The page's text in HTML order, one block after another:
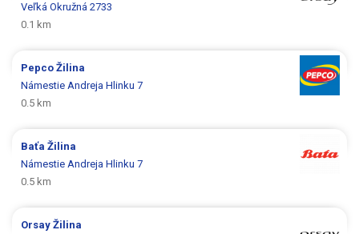
Veľká Okružná 2733
0.1 km
PepcoŽilina
Námestie Andreja Hlinku 7
0.5 km
BaťaŽilina
Námestie Andreja Hlinku 7
0.5 km
OrsayŽilina